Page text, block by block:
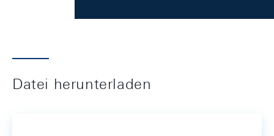
Datei herunterladen